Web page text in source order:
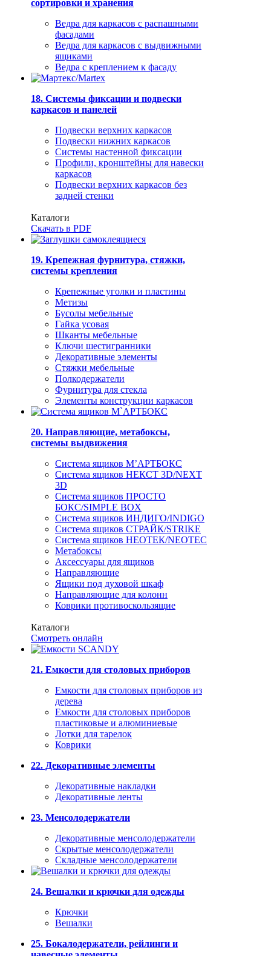
сортировки и хранения
Ведра для каркасов с распашными
фасадами
Ведра для каркасов с выдвижными
ящиками
Ведра с креплением к фасаду
18. Системы фиксации и подвески
каркасов и панелей
Подвески верхних каркасов
Подвески нижних каркасов
Системы настенной фиксации
Профили, кронштейны для навески
каркасов
Подвески верхних каркасов без
задней стенки
Каталоги
Скачать в PDF
19. Крепежная фурнитура, стяжки,
системы крепления
Крепежные уголки и пластины
Метизы
Бусолы мебельные
Гайка усовая
Шканты мебельные
Ключи шестигранники
Декоративные элементы
Стяжки мебельные
Полкодержатели
Фурнитура для стекла
Элементы конструкции каркасов
20. Направляющие, метабоксы,
системы выдвижения
Система ящиков М’АРТБОКС
Система ящиков НЕКСТ 3D/NEXT
3D
Система ящиков ПРОСТО
БОКС/SIMPLE BOX
Система ящиков ИНДИГО/INDIGO
Система ящиков СТРАЙК/STRIKE
Система ящиков НЕОТЕК/NEOTEC
Метабоксы
Аксессуары для ящиков
Направляющие
Ящики под духовой шкаф
Направляющие для колонн
Коврики противоскользящие
Каталоги
Смотреть онлайн
21. Емкости для столовых приборов
Емкости для столовых приборов из
дерева
Емкости для столовых приборов
пластиковые и алюминиевые
Лотки для тарелок
Коврики
22. Декоративные элементы
Декоративные накладки
Декоративные ленты
23. Менсолодержатели
Декоративные менсолодержатели
Скрытые менсолодержатели
Складные менсолодержатели
24. Вешалки и крючки для одежды
Крючки
Вешалки
25. Бокалодержатели, рейлинги и